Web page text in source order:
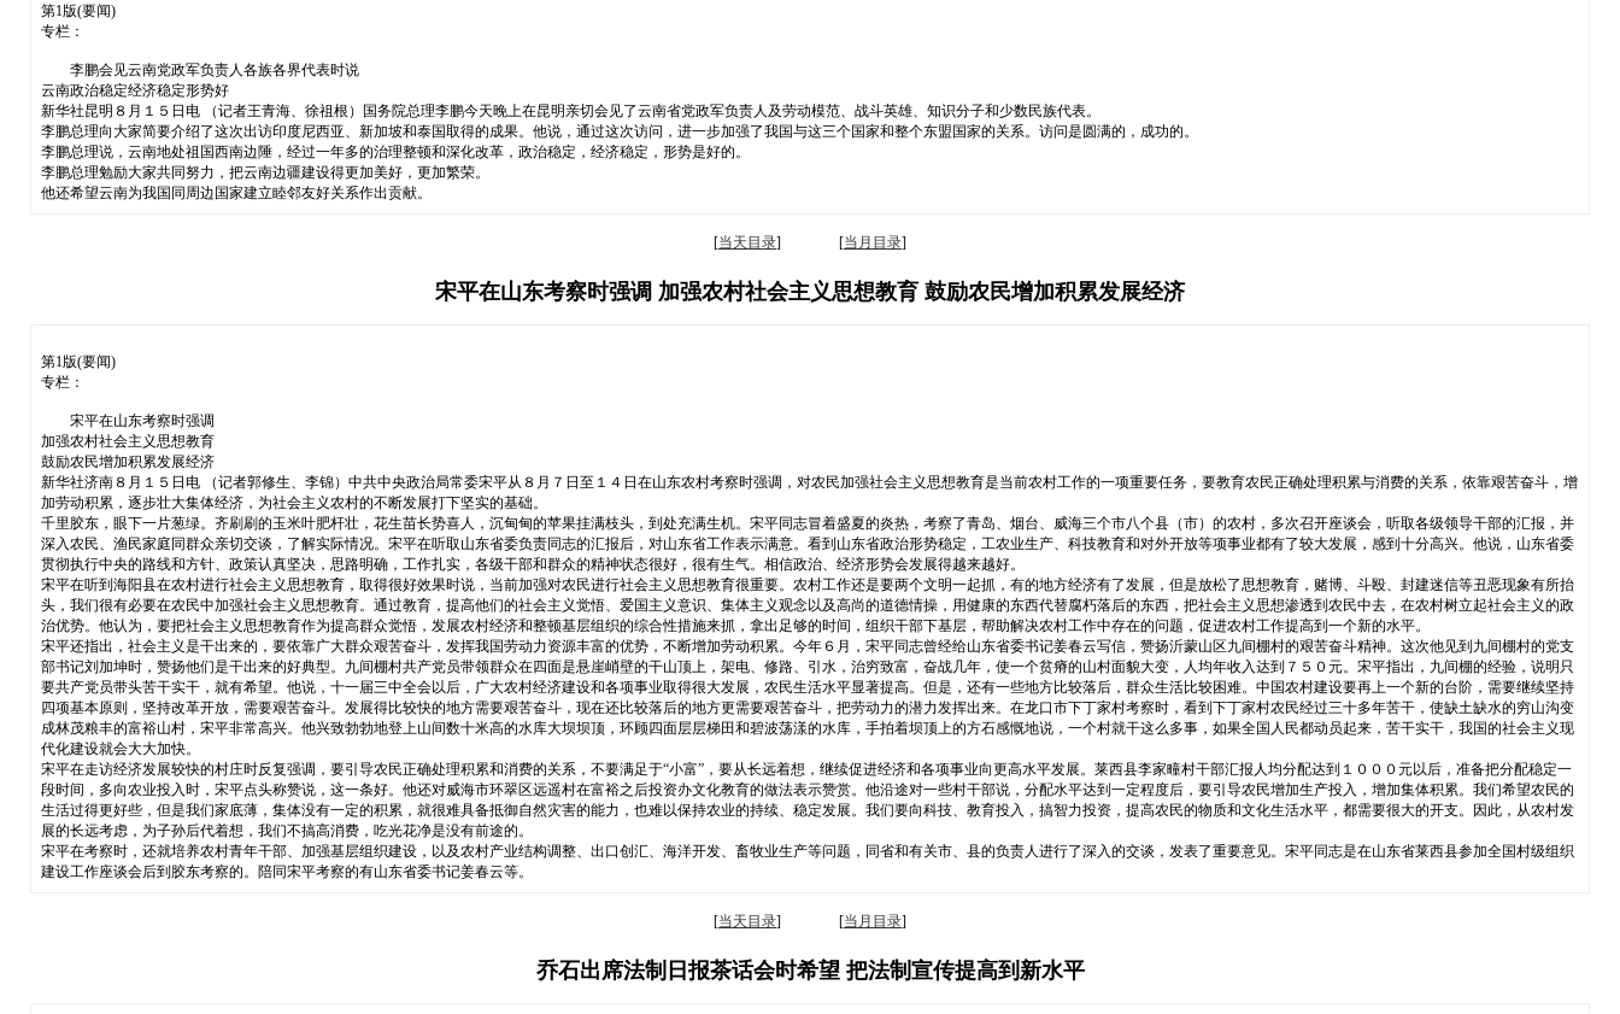
第1版(要闻)
专栏：
李鹏会见云南党政军负责人各族各界代表时说
云南政治稳定经济稳定形势好
新华社昆明８月１５日电 （记者王青海、徐祖根）国务院总理李鹏今天晚上在昆明亲切会见了云南省党政军负责人及劳动模范、战斗英雄、知识分子和少数民族代表。
李鹏总理向大家简要介绍了这次出访印度尼西亚、新加坡和泰国取得的成果。他说，通过这次访问，进一步加强了我国与这三个国家和整个东盟国家的关系。访问是圆满的，成功的。
李鹏总理说，云南地处祖国西南边陲，经过一年多的治理整顿和深化改革，政治稳定，经济稳定，形势是好的。
李鹏总理勉励大家共同努力，把云南边疆建设得更加美好，更加繁荣。
他还希望云南为我国同周边国家建立睦邻友好关系作出贡献。
[当天目录] [当月目录]
宋平在山东考察时强调 加强农村社会主义思想教育 鼓励农民增加积累发展经济
第1版(要闻)
专栏：
宋平在山东考察时强调
加强农村社会主义思想教育
鼓励农民增加积累发展经济
新华社济南８月１５日电 （记者郭修生、李锦）中共中央政治局常委宋平从８月７日至１４日在山东农村考察时强调，对农民加强社会主义思想教育是当前农村工作的一项重要任务，要教育农民正确处理积累与消费的关系，依靠艰苦奋斗，增
加劳动积累，逐步壮大集体经济，为社会主义农村的不断发展打下坚实的基础。
千里胶东，眼下一片葱绿。齐刷刷的玉米叶肥杆壮，花生苗长势喜人，沉甸甸的苹果挂满枝头，到处充满生机。宋平同志冒着盛夏的炎热，考察了青岛、烟台、威海三个市八个县（市）的农村，多次召开座谈会，听取各级领导干部的汇报，并
深入农民、渔民家庭同群众亲切交谈，了解实际情况。宋平在听取山东省委负责同志的汇报后，对山东省工作表示满意。看到山东省政治形势稳定，工农业生产、科技教育和对外开放等项事业都有了较大发展，感到十分高兴。他说，山东省委
贯彻执行中央的路线和方针、政策认真坚决，思路明确，工作扎实，各级干部和群众的精神状态很好，很有生气。相信政治、经济形势会发展得越来越好。
宋平在听到海阳县在农村进行社会主义思想教育，取得很好效果时说，当前加强对农民进行社会主义思想教育很重要。农村工作还是要两个文明一起抓，有的地方经济有了发展，但是放松了思想教育，赌博、斗殴、封建迷信等丑恶现象有所抬
头，我们很有必要在农民中加强社会主义思想教育。通过教育，提高他们的社会主义觉悟、爱国主义意识、集体主义观念以及高尚的道德情操，用健康的东西代替腐朽落后的东西，把社会主义思想渗透到农民中去，在农村树立起社会主义的政
治优势。他认为，要把社会主义思想教育作为提高群众觉悟，发展农村经济和整顿基层组织的综合性措施来抓，拿出足够的时间，组织干部下基层，帮助解决农村工作中存在的问题，促进农村工作提高到一个新的水平。
宋平还指出，社会主义是干出来的，要依靠广大群众艰苦奋斗，发挥我国劳动力资源丰富的优势，不断增加劳动积累。今年６月，宋平同志曾经给山东省委书记姜春云写信，赞扬沂蒙山区九间棚村的艰苦奋斗精神。这次他见到九间棚村的党支
部书记刘加坤时，赞扬他们是干出来的好典型。九间棚村共产党员带领群众在四面是悬崖峭壁的干山顶上，架电、修路、引水，治穷致富，奋战几年，使一个贫瘠的山村面貌大变，人均年收入达到７５０元。宋平指出，九间棚的经验，说明只
要共产党员带头苦干实干，就有希望。他说，十一届三中全会以后，广大农村经济建设和各项事业取得很大发展，农民生活水平显著提高。但是，还有一些地方比较落后，群众生活比较困难。中国农村建设要再上一个新的台阶，需要继续坚持
四项基本原则，坚持改革开放，需要艰苦奋斗。发展得比较快的地方需要艰苦奋斗，现在还比较落后的地方更需要艰苦奋斗，把劳动力的潜力发挥出来。在龙口市下丁家村考察时，看到下丁家村农民经过三十多年苦干，使缺土缺水的穷山沟变
成林茂粮丰的富裕山村，宋平非常高兴。他兴致勃勃地登上山间数十米高的水库大坝坝顶，环顾四面层层梯田和碧波荡漾的水库，手拍着坝顶上的方石感慨地说，一个村就干这么多事，如果全国人民都动员起来，苦干实干，我国的社会主义现
代化建设就会大大加快。
宋平在走访经济发展较快的村庄时反复强调，要引导农民正确处理积累和消费的关系，不要满足于“小富”，要从长远着想，继续促进经济和各项事业向更高水平发展。莱西县李家疃村干部汇报人均分配达到１０００元以后，准备把分配稳定一
段时间，多向农业投入时，宋平点头称赞说，这一条好。他还对威海市环翠区远遥村在富裕之后投资办文化教育的做法表示赞赏。他沿途对一些村干部说，分配水平达到一定程度后，要引导农民增加生产投入，增加集体积累。我们希望农民的
生活过得更好些，但是我们家底薄，集体没有一定的积累，就很难具备抵御自然灾害的能力，也难以保持农业的持续、稳定发展。我们要向科技、教育投入，搞智力投资，提高农民的物质和文化生活水平，都需要很大的开支。因此，从农村发
展的长远考虑，为子孙后代着想，我们不搞高消费，吃光花净是没有前途的。
宋平在考察时，还就培养农村青年干部、加强基层组织建设，以及农村产业结构调整、出口创汇、海洋开发、畜牧业生产等问题，同省和有关市、县的负责人进行了深入的交谈，发表了重要意见。宋平同志是在山东省莱西县参加全国村级组织
建设工作座谈会后到胶东考察的。陪同宋平考察的有山东省委书记姜春云等。
[当天目录] [当月目录]
乔石出席法制日报茶话会时希望 把法制宣传提高到新水平